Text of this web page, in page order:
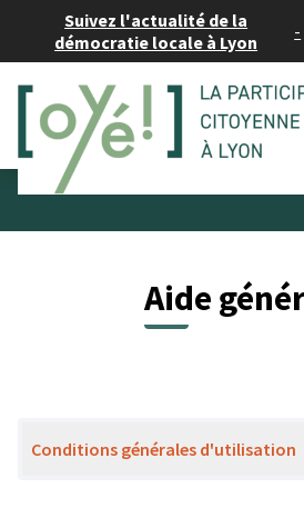
Suivez l'actualité de la
démocratie locale à Lyon
-
Aide
Conditions générales d'utilisation